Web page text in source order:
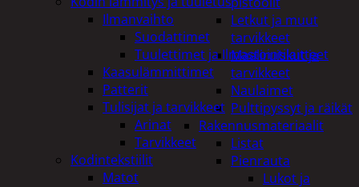
Letkut ja muut
tarvikkeet
Maaliruiskut ja
tarvikkeet
Naulaimet
Pulttipyssyt ja räikät
Rakennusmateriaalit
Listat
Pienrauta
Lukot ja
Ilmanvaihto
Suodattimet
Tuulettimet ja Ilmastointilaitteet
Kaasulämmittimet
Patterit
Tulisijat ja tarvikkeet
Arinat
Tarvikkeet
Kodintekstiilit
Matot